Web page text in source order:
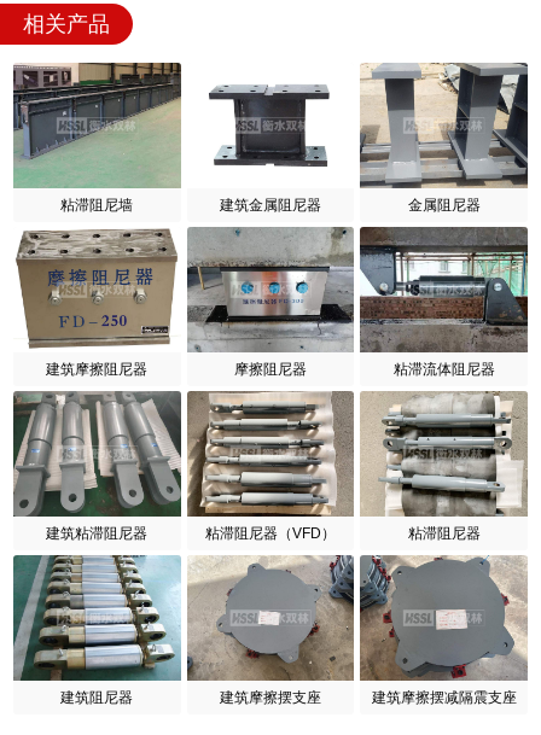
相关产品
粘滞阻尼墙 建筑金属阻尼器 金属阻尼器
建筑摩擦阻尼器 摩擦阻尼器 粘滞流体阻尼器
建筑粘滞阻尼器 粘滞阻尼器（VFD） 粘滞阻尼器
建筑阻尼器 建筑摩擦摆支座 建筑摩擦摆减隔震支座